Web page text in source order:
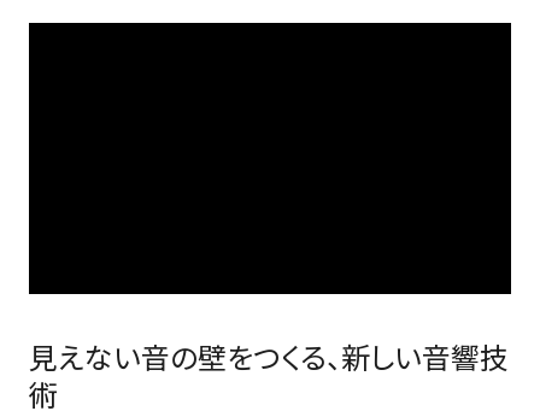
見えない音の壁をつくる、新しい音響技
術